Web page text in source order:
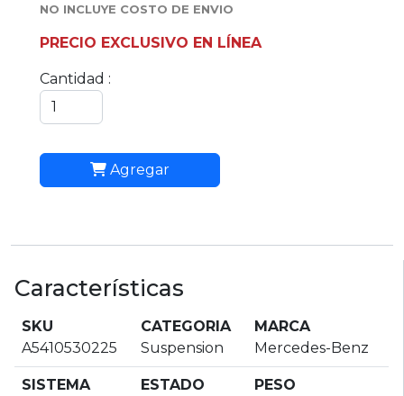
NO INCLUYE COSTO DE ENVIO
PRECIO EXCLUSIVO EN LÍNEA
Cantidad :
Agregar
Características
SKU
A5410530225
CATEGORIA
Suspension
MARCA
Mercedes-Benz
SISTEMA
ESTADO
PESO